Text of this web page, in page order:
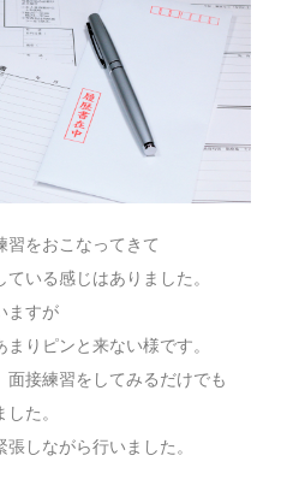
習をおこなってきて
いる感じはありました。
ますが
りピンと来ない様です。
接練習をしてみるだけでも
た。
しながら行いました。